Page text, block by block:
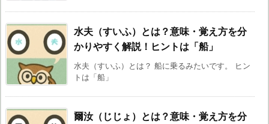
水夫（すいふ）とは？意味・覚え方を分
かりやすく解説！ヒントは「船」
水夫（すいふ）とは？ 船に乗るみたいです。 ヒン
トは「船」
爾汝（じじょ）とは？意味・覚え方を分